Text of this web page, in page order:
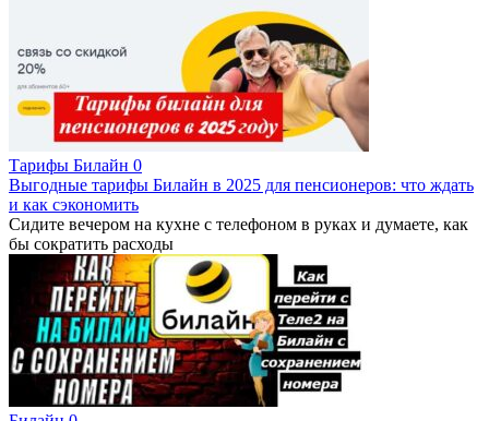
Тарифы Билайн 0
Выгодные тарифы Билайн в 2025 для пенсионеров: что ждать
и как сэкономить
Сидите вечером на кухне с телефоном в руках и думаете, как
бы сократить расходы